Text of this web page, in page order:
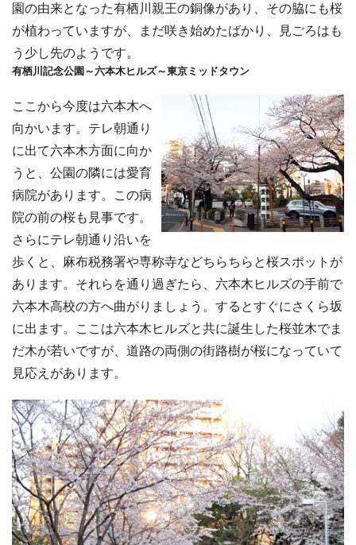
園の由来となった有栖川親王の銅像があり、その脇にも桜
が植わっていますが、まだ咲き始めたばかり、見ごろはも
う少し先のようです。
有栖川記念公園～六本木ヒルズ～東京ミッドタウン
ここから今度は六本木へ
向かいます。テレ朝通り
に出て六本木方面に向か
うと、公園の隣には愛育
病院があります。この病
院の前の桜も見事です。
さらにテレ朝通り沿いを
歩くと、麻布税務署や専称寺などちらちらと桜スポットが
あります。それらを通り過ぎたら、六本木ヒルズの手前で
六本木高校の方へ曲がりましょう。するとすぐにさくら坂
に出ます。ここは六本木ヒルズと共に誕生した桜並木でま
だ木が若いですが、道路の両側の街路樹が桜になっていて
見応えがあります。